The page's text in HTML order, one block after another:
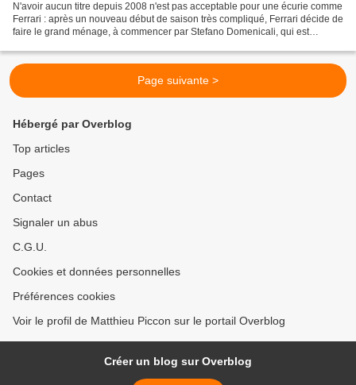
N'avoir aucun titre depuis 2008 n'est pas acceptable pour une écurie comme
Ferrari : après un nouveau début de saison très compliqué, Ferrari décide de
faire le grand ménage, à commencer par Stefano Domenicali, qui est
Page suivante >
Hébergé par Overblog
Top articles
Pages
Contact
Signaler un abus
C.G.U.
Cookies et données personnelles
Préférences cookies
Voir le profil de Matthieu Piccon sur le portail Overblog
Créer un blog sur Overblog